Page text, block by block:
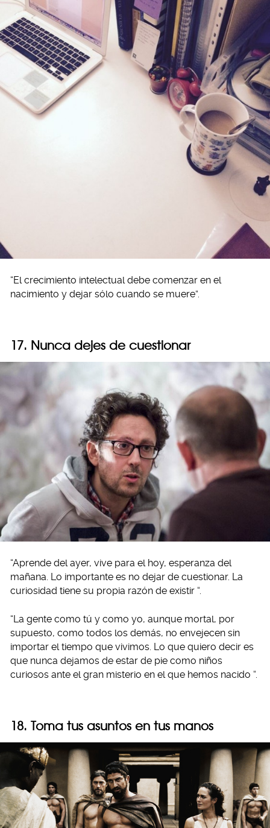
“El crecimiento intelectual debe comenzar en el
nacimiento y dejar sólo cuando se muere”.
17. Nunca dejes de cuestionar
“Aprende del ayer, vive para el hoy, esperanza del
mañana. Lo importante es no dejar de cuestionar. La
curiosidad tiene su propia razón de existir “.
“La gente como tú y como yo, aunque mortal, por
supuesto, como todos los demás, no envejecen sin
importar el tiempo que vivimos. Lo que quiero decir es
que nunca dejamos de estar de pie como niños
curiosos ante el gran misterio en el que hemos nacido “.
18. Toma tus asuntos en tus manos